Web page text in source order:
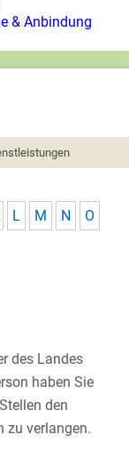
& Anbindung
L M N
O
des Landes
haben Sie
den
zu verlangen.